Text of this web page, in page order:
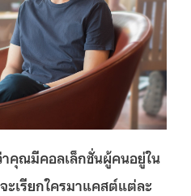
าคุณมีคอลเล็กชั่นผู้คนอยู่ใน
ะเรียกใครมาแคสต์แต่ละ